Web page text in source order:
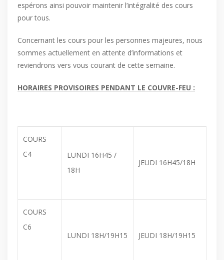
espérons ainsi pouvoir maintenir l’intégralité des cours
pour tous.
Concernant les cours pour les personnes majeures, nous
sommes actuellement en attente d’informations et
reviendrons vers vous courant de cette semaine.
HORAIRES PROVISOIRES PENDANT LE COUVRE-FEU :
COURS
C4
LUNDI 16H45 /
18H
JEUDI 16H45/18H
COURS
C6
LUNDI 18H/19H15
JEUDI 18H/19H15